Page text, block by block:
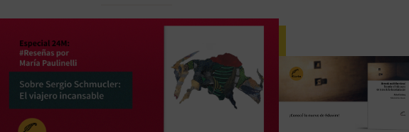
r
a
s
c
o